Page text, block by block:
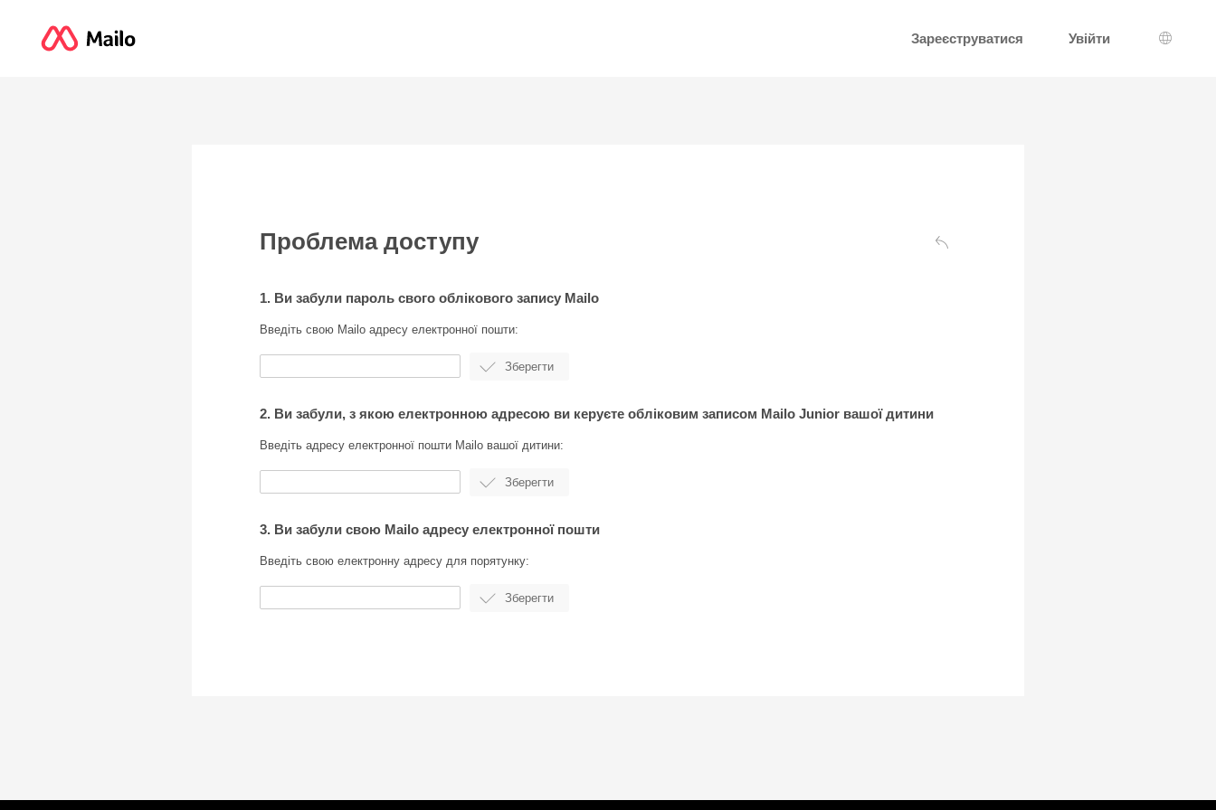
Зареєструватися Увійти
Вибір
Проблема доступу Назад
1. Ви забули пароль свого облікового запису Mailo
Введіть свою Mailo адресу електронної пошти:
2. Ви забули, з якою електронною адресою ви керуєте обліковим записом Mailo Junior вашої дитини
Введіть адресу електронної пошти Mailo вашої дитини:
3. Ви забули свою Mailo адресу електронної пошти
Введіть свою електронну адресу для порятунку: